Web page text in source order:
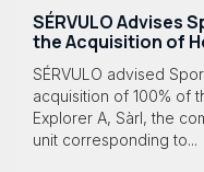
SÉRVULO Advises
the Acquisition of
SÉRVULO advised
acquisition of 100% of
Explorer A, Sàrl, the
unit corresponding to...